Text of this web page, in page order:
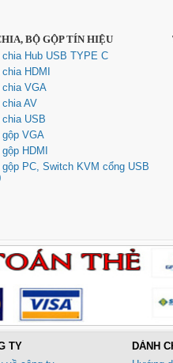
BỘ GỘP TÍN HIỆU
chia Hub USB TYPE C
chia HDMI
chia VGA
chia AV
chia USB
gộp VGA
gộp HDMI
gộp PC, Switch KVM cổng USB
TY
DÀNH